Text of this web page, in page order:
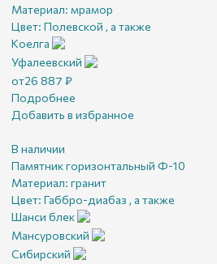
Материал: мрамор
Цвет: Полевской , а также
Коелга
Уфалеевский
от26 887 ₽
Подробнее
Добавить в избранное
В наличии
Памятник горизонтальный Ф-10
Материал: гранит
Цвет: Габбро-диабаз , а также
Шанси блек
Мансуровский
Сибирский